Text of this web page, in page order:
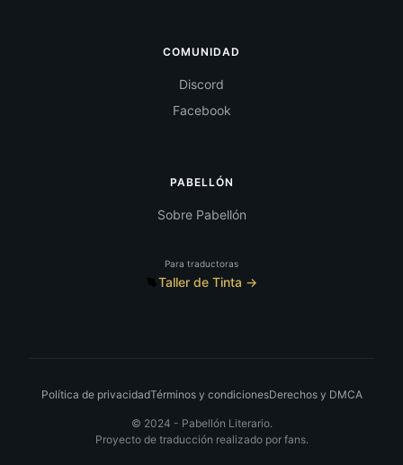
COMUNIDAD
Discord
Facebook
PABELLÓN
Sobre Pabellón
Para traductoras
Taller de Tinta →
Política de privacidadTérminos y condicionesDerechos y DMCA
© 2024 - Pabellón Literario.
Proyecto de traducción realizado por fans.